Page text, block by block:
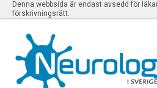
Denna webbsida är endast avsedd för
förskrivningsrätt.